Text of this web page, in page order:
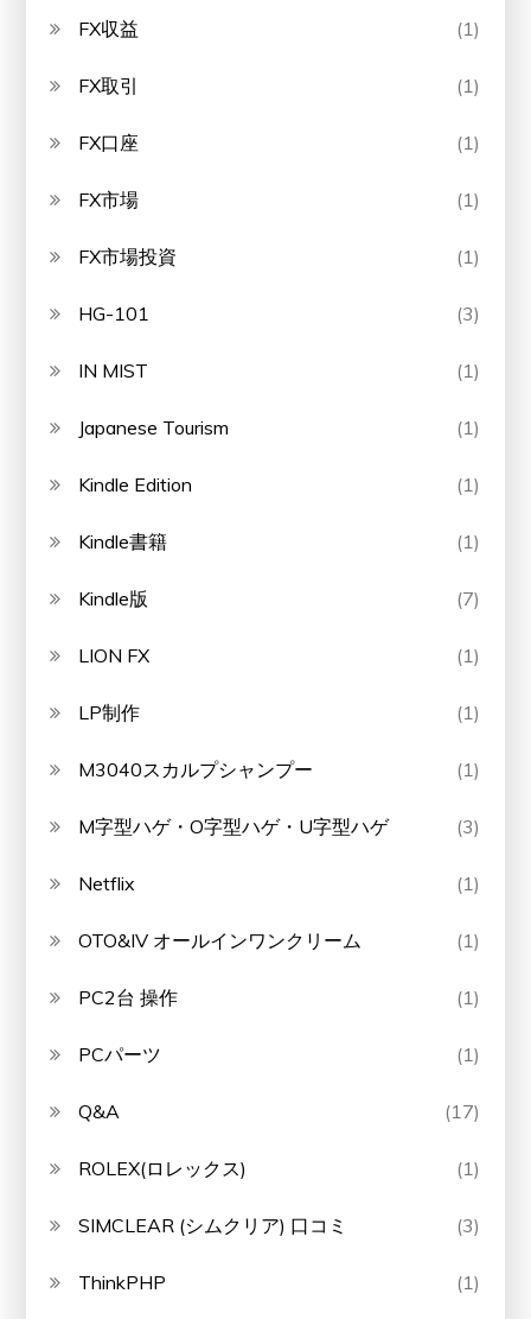
FX収益 (1)
FX取引 (1)
FX口座 (1)
FX市場 (1)
FX市場投資 (1)
HG-101 (3)
IN MIST (1)
Japanese Tourism (1)
Kindle Edition (1)
Kindle書籍 (1)
Kindle版 (7)
LION FX (1)
LP制作 (1)
M3040スカルプシャンプー (1)
M字型ハゲ・O字型ハゲ・U字型ハゲ (3)
Netflix (1)
OTO&IV オールインワンクリーム (1)
PC2台 操作 (1)
PCパーツ (1)
Q&A (17)
ROLEX(ロレックス) (1)
SIMCLEAR (シムクリア) 口コミ (3)
ThinkPHP (1)